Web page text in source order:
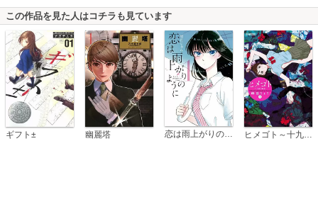
この作品を見た人はコチラも見ています
ギフト± 幽麗塔 恋は雨上がりのように